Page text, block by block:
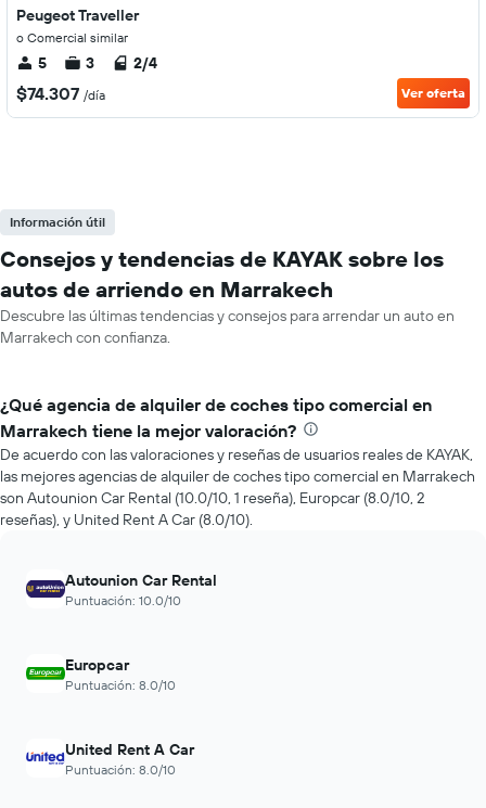
Peugeot Traveller
o Comercial similar
5 3 2/4
$74.307 /día Ver oferta
Información útil
Consejos y tendencias de KAYAK sobre los
autos de arriendo en Marrakech
Descubre las últimas tendencias y consejos para arrendar un auto en
Marrakech con confianza.
¿Qué agencia de alquiler de coches tipo comercial en
Marrakech tiene la mejor valoración?
De acuerdo con las valoraciones y reseñas de usuarios reales de KAYAK,
las mejores agencias de alquiler de coches tipo comercial en Marrakech
son Autounion Car Rental (10.0/10, 1 reseña), Europcar (8.0/10, 2
reseñas), y United Rent A Car (8.0/10).
Autounion Car Rental
Puntuación: 10.0/10
Europcar
Puntuación: 8.0/10
United Rent A Car
Puntuación: 8.0/10